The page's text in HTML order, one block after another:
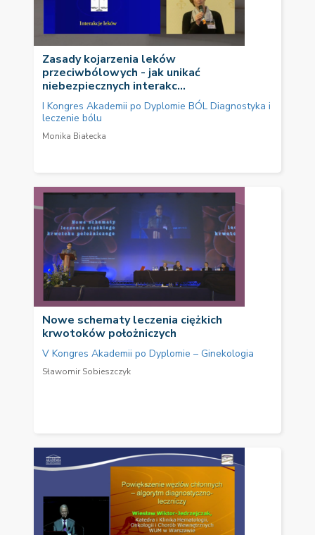
Zasady kojarzenia leków
przeciwbólowych - jak unikać
niebezpiecznych interakc...
I Kongres Akademii po Dyplomie BÓL Diagnostyka i
leczenie bólu
Monika Białecka
Nowe schematy leczenia ciężkich
krwotoków położniczych
V Kongres Akademii po Dyplomie – Ginekologia
Sławomir Sobieszczyk